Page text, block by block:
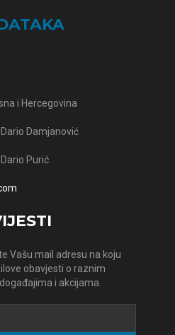
i Hercegovina
Damjanović
Purić
Vašu mail adresu na koju
obavjesti o raznim
i akcijama.